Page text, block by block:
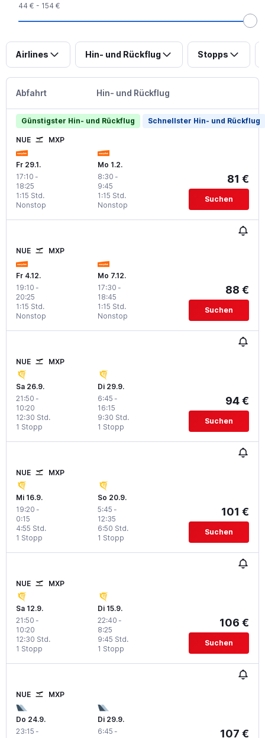
44 € - 154 €
Airlines Hin- und Rückflug Stopps
Abfahrt Hin- und Rückflug
Günstigster Hin- und Rückflug Schnellster Hin- und Rückflug
NUE MXP
Fr 29.1.
17:10 -
18:25
Nonstop
1:15 Std.
Mo 1.2.
8:30 -
9:45
Nonstop
1:15 Std.
81 €
Suchen
NUE MXP
Fr 4.12.
19:10 -
20:25
Nonstop
1:15 Std.
Mo 7.12.
17:30 -
18:45
Nonstop
1:15 Std.
88 €
Suchen
NUE MXP
Sa 26.9.
21:50 -
10:20
1 Stopp
12:30 Std.
Di 29.9.
6:45 -
16:15
1 Stopp
9:30 Std.
94 €
Suchen
NUE MXP
Mi 16.9.
19:20 -
0:15
1 Stopp
4:55 Std.
So 20.9.
5:45 -
12:35
1 Stopp
6:50 Std.
101 €
Suchen
NUE MXP
Sa 12.9.
21:50 -
10:20
1 Stopp
12:30 Std.
Di 15.9.
22:40 -
8:25
1 Stopp
9:45 Std.
106 €
Suchen
NUE MXP
Do 24.9.
23:15 -
Di 29.9.
6:45 -
107 €